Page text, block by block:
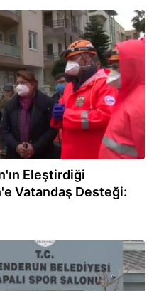
Eleştirdiği
Vatandaş Desteği: